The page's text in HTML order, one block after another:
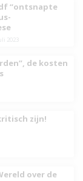
“ontsnapte
2023
de kosten
zijn!
over de